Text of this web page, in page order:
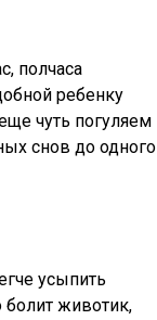
полчаса
ребенку
чуть погуляем
снов до одного
усыпить
болит животик,